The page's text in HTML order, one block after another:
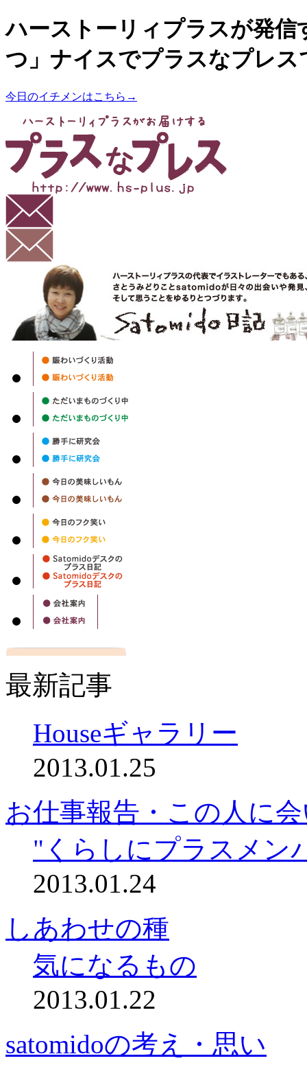
ハーストーリィプラスが発信
つ」ナイスでプラスなプレス
今日のイチメンはこちら→
最新記事
Houseギャラリー
2013.01.25
お仕事報告・この人に
"くらしにプラスメン
2013.01.24
しあわせの種
気になるもの
2013.01.22
satomidoの考え・思い